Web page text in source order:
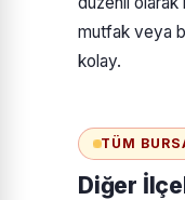
mutfak veya
kolay.
TÜM
Diğer